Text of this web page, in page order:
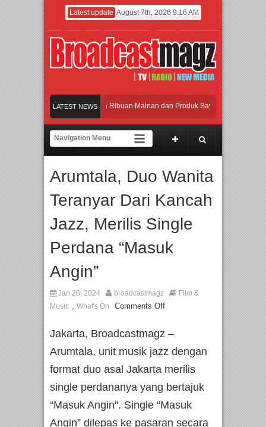
Latest update August 7th, 2026 9:16 AM
LATEST NEWS
Jakarta dengan Ribuan Mainan dan Produk Bayi dari Seluruh Dunia,
Gerbang Inovasi dan Peluang Bisnis Industri Gifts dan Housewares Asia
Perpaduan Warisan Dan Semangat Lokal, BIRKENSTOCK INDONESIA
Jakarta dengan Ribuan Mainan dan Produk Bayi dari Seluruh Dunia,
Arumtala, Duo Wanita
Teranyar Dari Kancah
Jazz, Merilis Single
Perdana “Masuk
Angin”
Jan 26, 2024 broadcastmagz
Film &
Music , What's On Comments Off
Jakarta, Broadcastmagz –
Arumtala, unit musik jazz dengan
format duo asal Jakarta merilis
single perdananya yang bertajuk
“Masuk Angin”. Single “Masuk
Angin” dilepas ke pasaran secara